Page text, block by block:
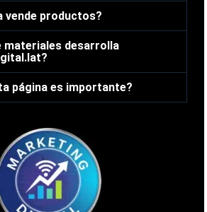
vende productos?
materiales desarrolla
página es importante?